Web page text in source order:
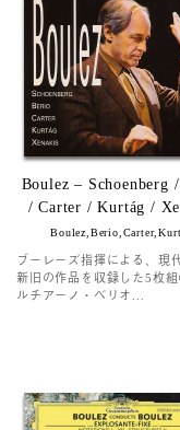
Boulez ‎– Schoenberg
/ Carter / Kurtág /
ブーレーズ指揮による、現
新旧の作品を収録した5枚組
ルチアーノ・ベリオ...